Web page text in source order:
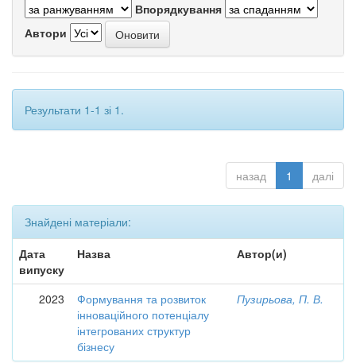
Впорядкування
Автори
Результати 1-1 зі 1.
назад 1 далі
Знайдені матеріали:
Дата
випуску
Назва Автор(и)
2023
Формування та розвиток
інноваційного потенціалу
інтегрованих структур
бізнесу
Пузирьова, П. В.